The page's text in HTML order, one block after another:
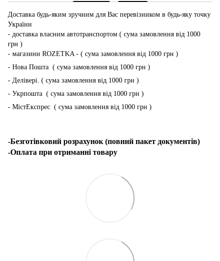
Доставка будь-яким зручним для Вас перевізником в будь-яку точку
України
- доставка власним автотранспортом ( сума замовлення від 1000
грн )
- магазини ROZETKA - ( сума замовлення від 1000 грн )
- Нова Пошта ( сума замовлення від 1000 грн )
- Делівері. ( сума замовлення від 1000 грн )
- Укрпошта ( сума замовлення від 1000 грн )
- МістЕкспрес ( сума замовлення від 1000 грн )
-Безготівковий розрахунок (повний пакет документів)
-Оплата при отриманні товару